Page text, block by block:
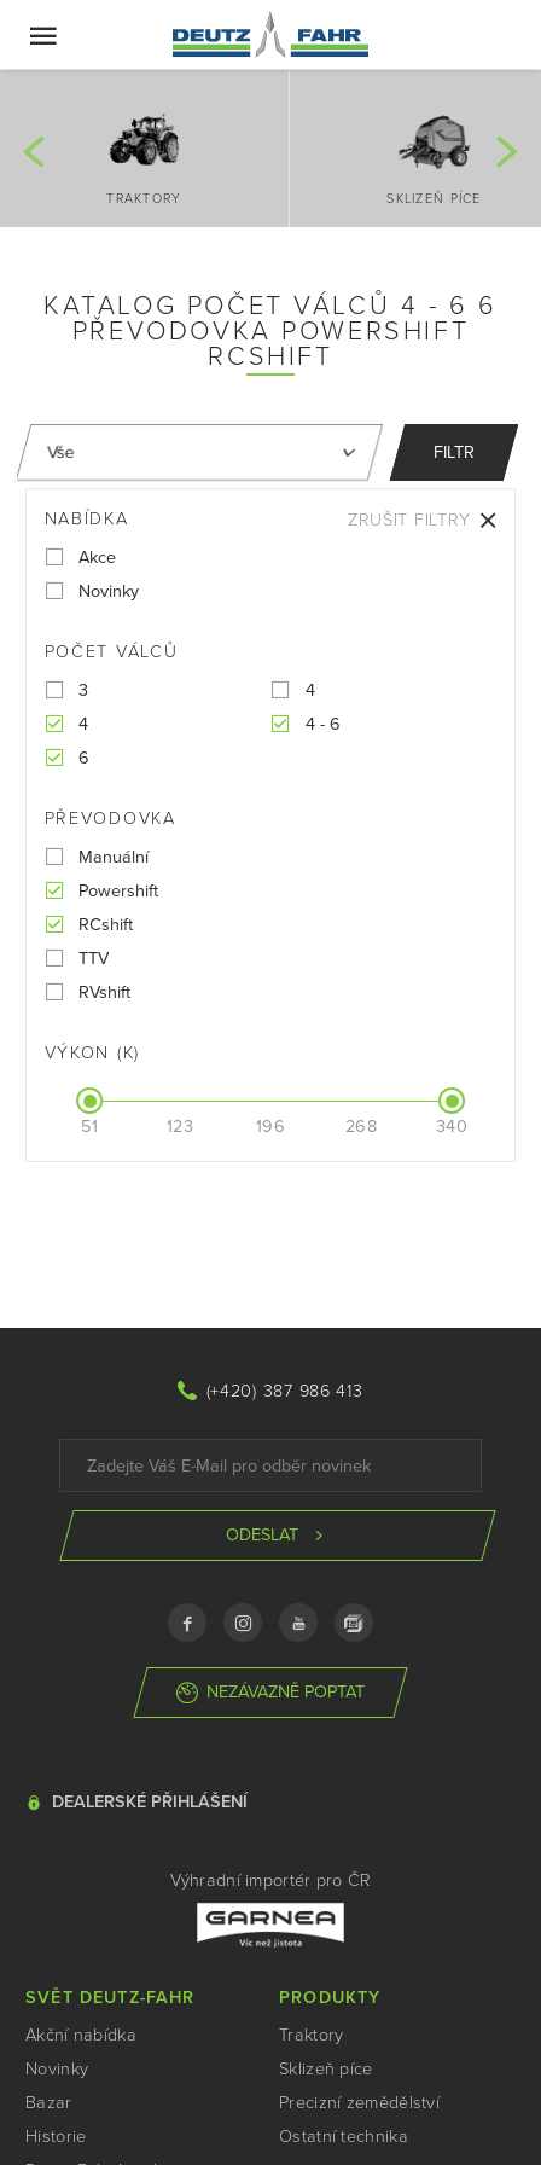
TRAKTORY SKLIZEŇ PÍCE
KATALOG POČET VÁLCŮ 4 - 6 6
PŘEVODOVKA POWERSHIFT
RCSHIFT
FILTR
NABÍDKA
Akce
Novinky
POČET VÁLCŮ
3
4
4
4 - 6
6
PŘEVODOVKA
Manuální
Powershift
RCshift
TTV
RVshift
VÝKON (K)
51 123 196 268 340
ZRUŠIT FILTRY
(+420) 387 986 413
ODESLAT
NEZÁVAZNĚ POPTAT
DEALERSKÉ PŘIHLÁŠENÍ
Výhradní importér pro ČR
SVĚT DEUTZ-FAHR
Akční nabídka
Novinky
Bazar
Historie
PRODUKTY
Traktory
Sklizeň píce
Precizní zemědělství
Ostatní technika